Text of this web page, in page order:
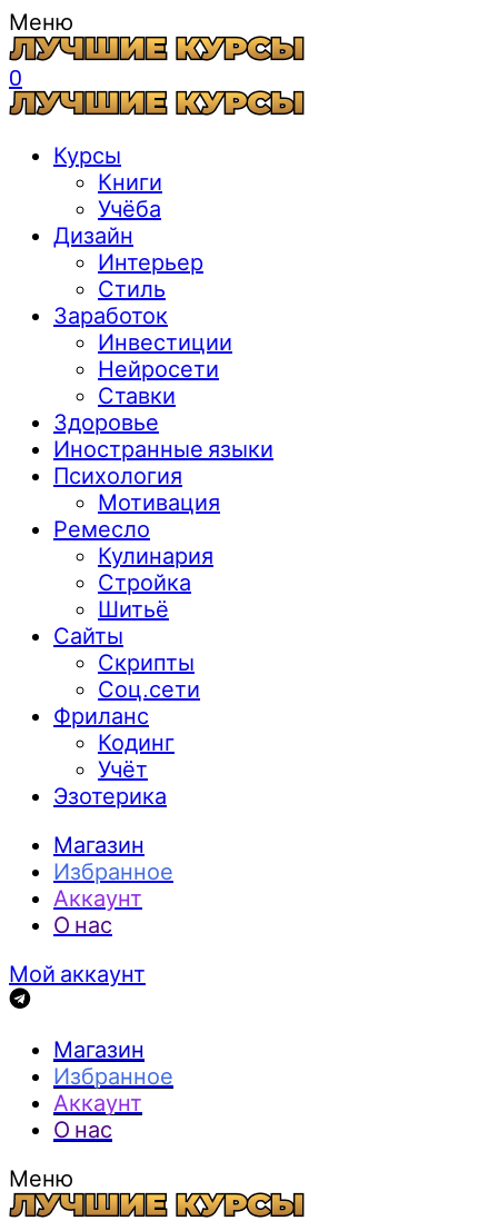
Меню
0
Курсы
Книги
Учёба
Дизайн
Интерьер
Стиль
Заработок
Инвестиции
Нейросети
Ставки
Здоровье
Иностранные языки
Психология
Мотивация
Ремесло
Кулинария
Стройка
Шитьё
Сайты
Скрипты
Соц.сети
Фриланс
Кодинг
Учёт
Эзотерика
Магазин
Избранное
Аккаунт
О нас
Мой аккаунт
Магазин
Избранное
Аккаунт
О нас
Меню